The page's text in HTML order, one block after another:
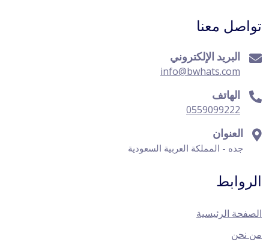
تواصل معنا
البريد الإلكتروني
info@bwhats.com
الهاتف
0559099222
العنوان
جده - المملكة العربية السعودية
الروابط
الصفحة الرئيسية
من نحن